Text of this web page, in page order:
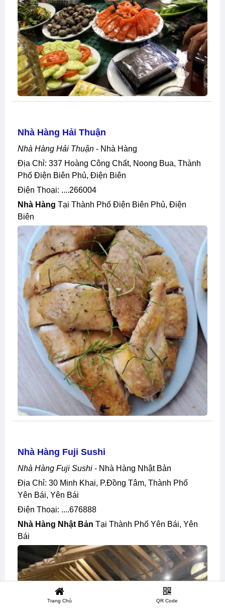
Nhà Hàng Hải Thuận
Nhà Hàng Hải Thuận - Nhà Hàng
Địa Chỉ: 337 Hoàng Công Chất, Noong Bua, Thành
Phố Điện Biên Phủ, Điện Biên
Điện Thoại: ....266004
Nhà Hàng Tại Thành Phố Điện Biên Phủ, Điện
Biên
Nhà Hàng Fuji Sushi
Nhà Hàng Fuji Sushi - Nhà Hàng Nhật Bản
Địa Chỉ: 30 Minh Khai, P.đồng Tâm, Thành Phố
Yên Bái, Yên Bái
Điện Thoại: ....676888
Nhà Hàng Nhật Bản Tại Thành Phố Yên Bái, Yên
Bái
Trang Chủ QR Code